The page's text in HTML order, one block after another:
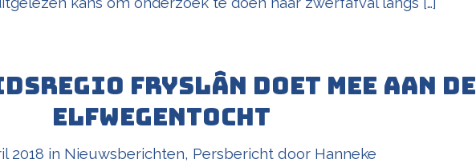
Fryslân doet mee aan de
Elfwegentocht
2018 in Nieuwsberichten, Persbericht door Hanneke